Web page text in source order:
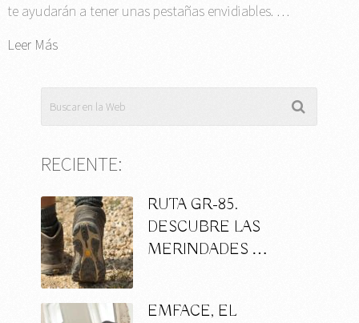
te ayudarán a tener unas pestañas envidiables. …
Leer Más
RECIENTE:
RUTA GR-85.
DESCUBRE LAS
MERINDADES …
EMFACE, EL